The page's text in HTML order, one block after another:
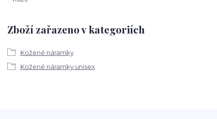
Zboží zařazeno v kategoriích
Kožené náramky
Kožené náramky unisex